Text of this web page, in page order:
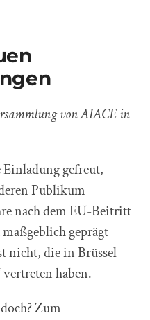
von AIACE in
Einladung gefreut,
Publikum
nach dem EU-Beitritt
geprägt
nicht, die in Brüssel
vertreten haben.
Zum